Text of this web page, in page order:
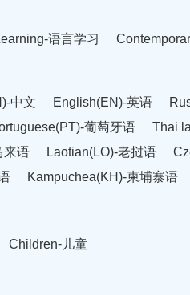
语言学习
中文 English(EN)-英语
葡萄牙语 Thai
来语
Laotian(LO)-老挝语
Kampuchea(KH)-柬埔寨语
Children-儿童